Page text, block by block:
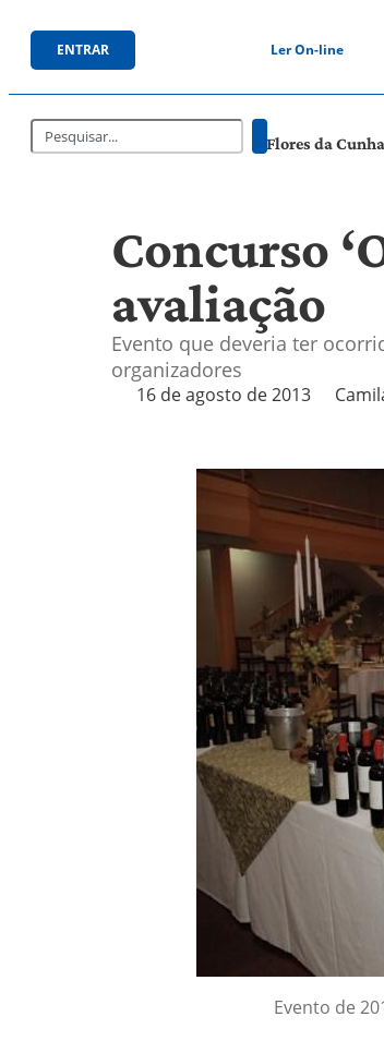
ENTRAR Ler On-line
Flores da Cunha
Concurso
avaliação
Evento que deveria ter
organizadores
16 de agosto de 2013
Evento de